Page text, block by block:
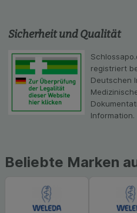
Sicherheit und Qualität
registriert
Deutschen
Information.
Beliebte Marken